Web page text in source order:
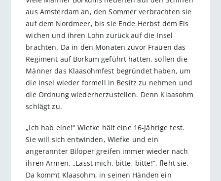
aus Amsterdam an, den Sommer verbrachten sie
auf dem Nordmeer, bis sie Ende Herbst dem Eis
wichen und ihren Lohn zurück auf die Insel
brachten. Da in den Monaten zuvor Frauen das
Regiment auf Borkum geführt hatten, sollen die
Männer das Klaasohmfest begründet haben, um
die Insel wieder formell in Besitz zu nehmen und
die Ordnung wiederherzustellen. Denn Klaasohm
schlägt zu.
„Ich hab eine!“ Wiefke hält eine 16-Jährige fest.
Sie will sich entwinden, Wiefke und ein
angerannter Biloper greifen immer wieder nach
ihren Armen. „Lasst mich, bitte, bitte!“, fleht sie.
Da kommt Klaasohm, in seinen Händen ein